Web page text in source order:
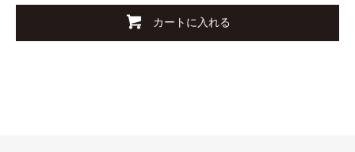
カートに入れる